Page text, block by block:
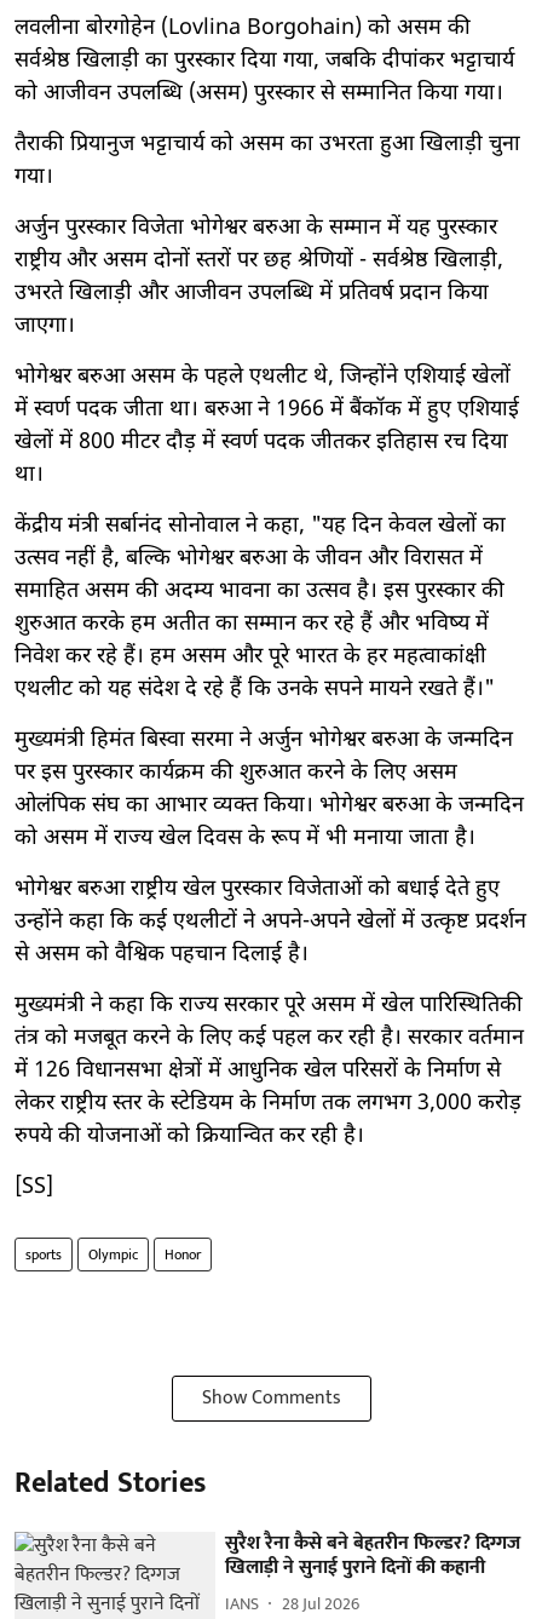
लवलीना बोरगोहेन (Lovlina Borgohain) को असम की
सर्वश्रेष्ठ खिलाड़ी का पुरस्कार दिया गया, जबकि दीपांकर भट्टाचार्य
को आजीवन उपलब्धि (असम) पुरस्कार से सम्मानित किया गया।
तैराकी प्रियानुज भट्टाचार्य को असम का उभरता हुआ खिलाड़ी चुना
गया।
अर्जुन पुरस्कार विजेता भोगेश्वर बरुआ के सम्मान में यह पुरस्कार
राष्ट्रीय और असम दोनों स्तरों पर छह श्रेणियों - सर्वश्रेष्ठ खिलाड़ी,
उभरते खिलाड़ी और आजीवन उपलब्धि में प्रतिवर्ष प्रदान किया
जाएगा।
भोगेश्वर बरुआ असम के पहले एथलीट थे, जिन्होंने एशियाई खेलों
में स्वर्ण पदक जीता था। बरुआ ने 1966 में बैंकॉक में हुए एशियाई
खेलों में 800 मीटर दौड़ में स्वर्ण पदक जीतकर इतिहास रच दिया
था।
केंद्रीय मंत्री सर्बानंद सोनोवाल ने कहा, "यह दिन केवल खेलों का
उत्सव नहीं है, बल्कि भोगेश्वर बरुआ के जीवन और विरासत में
समाहित असम की अदम्य भावना का उत्सव है। इस पुरस्कार की
शुरुआत करके हम अतीत का सम्मान कर रहे हैं और भविष्य में
निवेश कर रहे हैं। हम असम और पूरे भारत के हर महत्वाकांक्षी
एथलीट को यह संदेश दे रहे हैं कि उनके सपने मायने रखते हैं।"
मुख्यमंत्री हिमंत बिस्वा सरमा ने अर्जुन भोगेश्वर बरुआ के जन्मदिन
पर इस पुरस्कार कार्यक्रम की शुरुआत करने के लिए असम
ओलंपिक संघ का आभार व्यक्त किया। भोगेश्वर बरुआ के जन्मदिन
को असम में राज्य खेल दिवस के रूप में भी मनाया जाता है।
भोगेश्वर बरुआ राष्ट्रीय खेल पुरस्कार विजेताओं को बधाई देते हुए
उन्होंने कहा कि कई एथलीटों ने अपने-अपने खेलों में उत्कृष्ट प्रदर्शन
से असम को वैश्विक पहचान दिलाई है।
मुख्यमंत्री ने कहा कि राज्य सरकार पूरे असम में खेल पारिस्थितिकी
तंत्र को मजबूत करने के लिए कई पहल कर रही है। सरकार वर्तमान
में 126 विधानसभा क्षेत्रों में आधुनिक खेल परिसरों के निर्माण से
लेकर राष्ट्रीय स्तर के स्टेडियम के निर्माण तक लगभग 3,000 करोड़
रुपये की योजनाओं को क्रियान्वित कर रही है।
[SS]
sports Olympic Honor
Show Comments
Related Stories
सुरैश रैना कैसे बने बेहतरीन फिल्डर? दिग्गज
खिलाड़ी ने सुनाई पुराने दिनों की कहानी
IANS 28 Jul 2026